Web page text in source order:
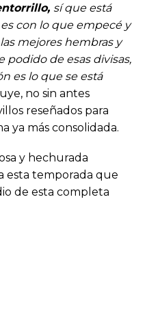
sí que está
con lo que empecé y
mejores hembras y
podido de esas divisas,
es lo que se está
no sin antes
reseñados para
ya más consolidada.
y hechurada
esta temporada que
de esta completa